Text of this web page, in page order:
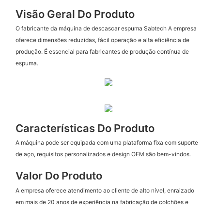
Visão Geral Do Produto
O fabricante da máquina de descascar espuma Sabtech A empresa
oferece dimensões reduzidas, fácil operação e alta eficiência de
produção. É essencial para fabricantes de produção contínua de
espuma.
Características Do Produto
A máquina pode ser equipada com uma plataforma fixa com suporte
de aço, requisitos personalizados e design OEM são bem-vindos.
Valor Do Produto
A empresa oferece atendimento ao cliente de alto nível, enraizado
em mais de 20 anos de experiência na fabricação de colchões e